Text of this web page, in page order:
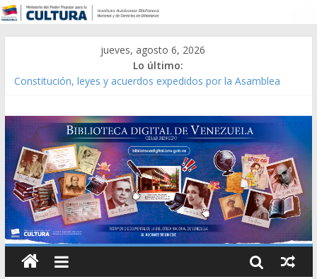
jueves, agosto 6, 2026
Lo último:
Constitución, leyes y acuerdos expedidos por la Asamblea
Modesta Bor Sánchez [material gráfico]
Gaceta Oficial de la República de Venezuela año CXXXIII Mes V,
Caracas 09 de marzo de 2006 N° 38.394
Catálogo temático de obras de Modesta Bor